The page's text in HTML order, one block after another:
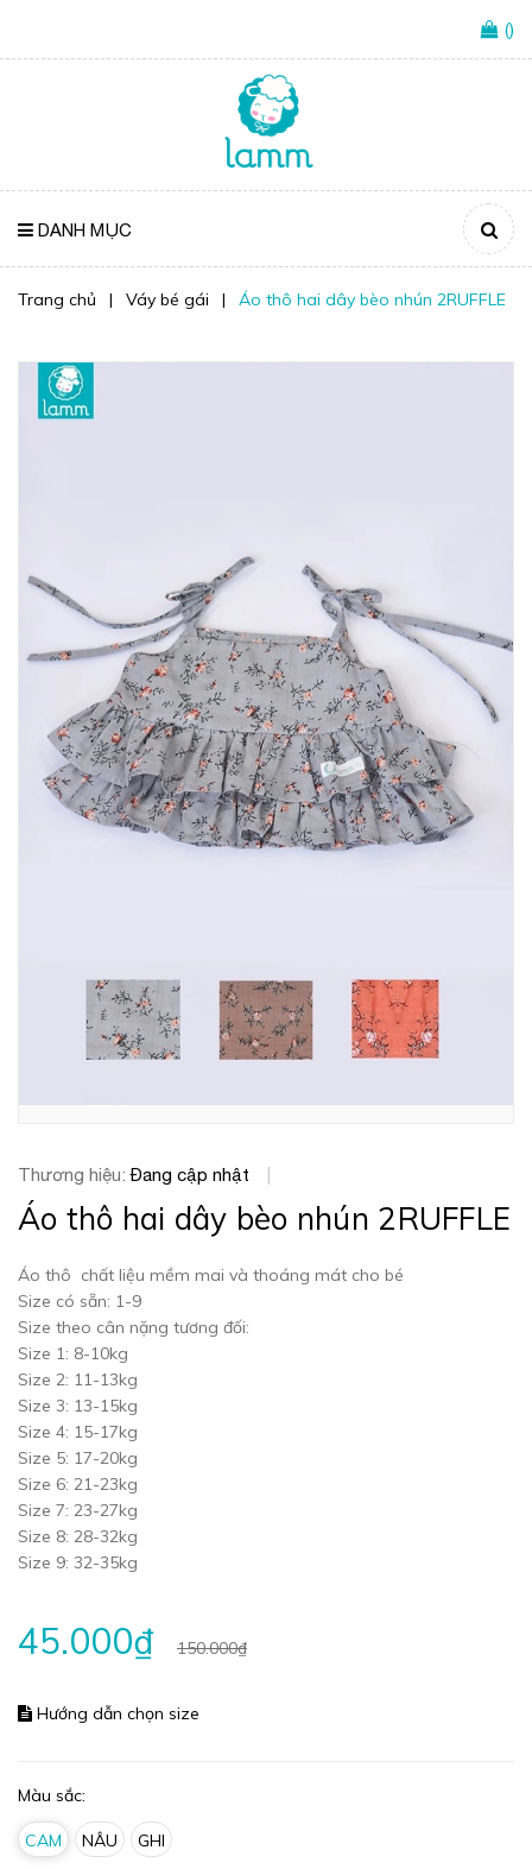
()
DANH MỤC
Trang chủ | Váy bé gái | Áo thô hai dây bèo nhún 2RUFFLE
Thương hiệu:Đang cập nhật
Áo thô hai dây bèo nhún 2RUFFLE
Áo thô chất liệu mềm mai và thoáng mát cho bé
Size có sẵn: 1-9
Size theo cân nặng tương đối:
Size 1: 8-10kg
Size 2: 11-13kg
Size 3: 13-15kg
Size 4: 15-17kg
Size 5: 17-20kg
Size 6: 21-23kg
Size 7: 23-27kg
Size 8: 28-32kg
Size 9: 32-35kg
45.000₫ 150.000₫
Hướng dẫn chọn size
Màu sắc:
CAM NÂU GHI